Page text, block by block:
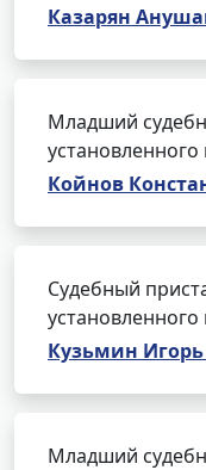
Казарян
Младший
Койнов
Судебный
Кузьмин
Младший